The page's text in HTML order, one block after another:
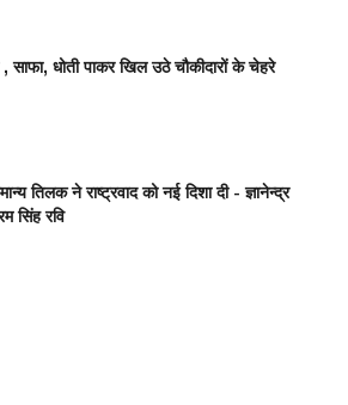
साफा, धोती पाकर खिल उठे चौकीदारों के चेहरे
तिलक ने राष्ट्रवाद को नई दिशा दी - ज्ञानेन्द्र
सिंह रवि